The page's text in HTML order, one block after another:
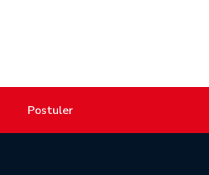
Postuler